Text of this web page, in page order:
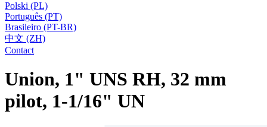
Polski (PL)
Português (PT)
Brasileiro (PT-BR)
中文 (ZH)
Contact
Union, 1" UNS RH, 32 mm
pilot, 1-1/16" UN